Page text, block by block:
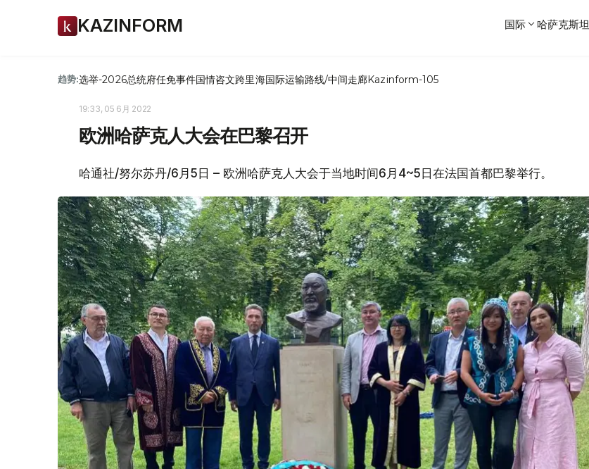
KAZINFORM 国际 哈萨克斯坦
趋势:选举-2026总统府任免事件国情咨文跨里海国际运输路线/中间走廊Kazinform-105
19:33, 05 6月 2022
欧洲哈萨克人大会在巴黎召开
哈通社/努尔苏丹/6月5日 – 欧洲哈萨克人大会于当地时间6月4~5日在法国首都巴黎举行。